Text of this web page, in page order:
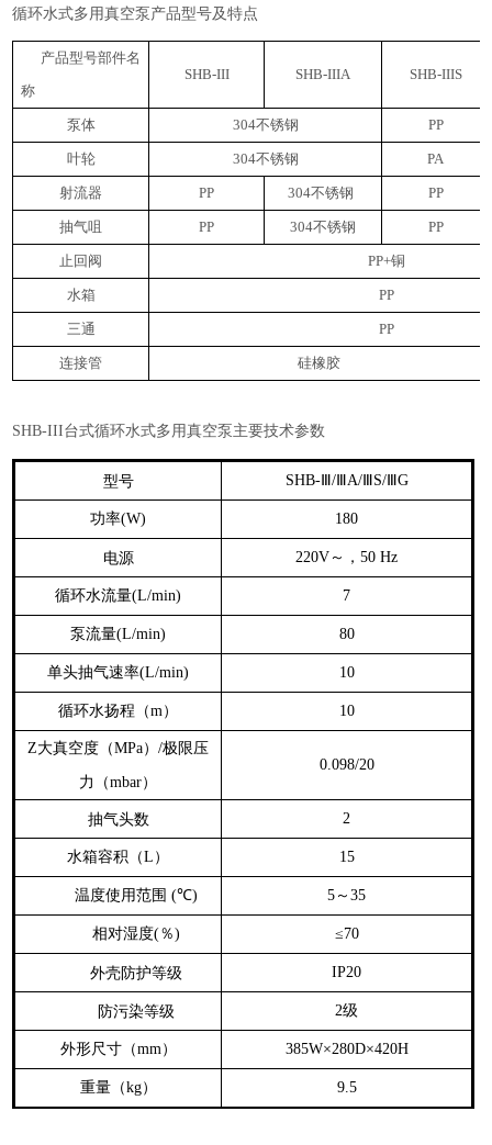
循环水式多用真空泵产品型号及特点
产品型号部件名
称
SHB-III SHB-IIIA SHB-IIIS
泵体 304不锈钢 PP
叶轮 304不锈钢 PA
射流器 PP 304不锈钢 PP
抽气咀 PP 304不锈钢 PP
止回阀 PP+铜
水箱 PP
三通 PP
连接管 硅橡胶
SHB-III台式循环水式多用真空泵主要技术参数
型号 SHB-Ⅲ/ⅢA/ⅢS/ⅢG
功率(W) 180
电源 220V ～，50 Hz
循环水流量(L/min) 7
泵流量(L/min) 80
单头抽气速率(L/min) 10
循环水扬程（m） 10
Z大真空度（MPa）/极限压
力（mbar）
0.098/20
抽气头数 2
水箱容积（L ） 15
温度使用范围 (℃) 5 ～35
相对湿度(％) ≤70
外壳防护等级 IP20
防污染等级 2级
外形尺寸（mm） 385W×280D×420H
重量（kg） 9.5